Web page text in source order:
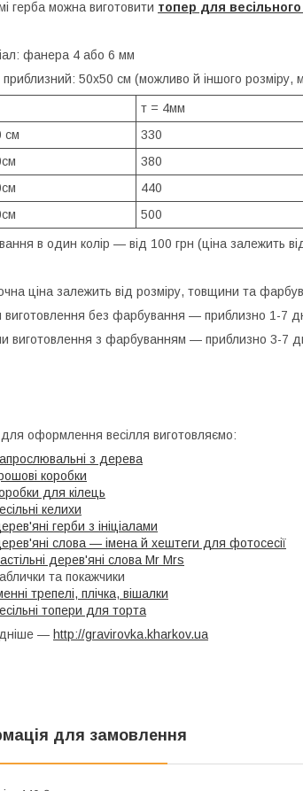
герба можна виготовити топер для
фанера 4 або 6 мм
приблизний: 50х50 см (можливо й іншого розміру,
т = 4мм
см
330
380
440
500
в один колір — від 100 грн (ціна залежить
ціна залежить від розміру, товщини та
виготовлення без фарбування — приблизно 1-7
виготовлення з фарбуванням — приблизно 3-7
оформлення весілля виготовляємо:
з дерева
коробки
для кілець
келихи
герби з ініціалами
слова — імена й хештеги для фотосесії
дерев'яні слова Mr Mrs
та покажчики
трепелі, плічка, вішалки
топери для торта
— http://gravirovka.kharkov.ua
для замовлення